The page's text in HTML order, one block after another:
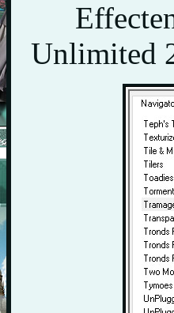
Unlimited